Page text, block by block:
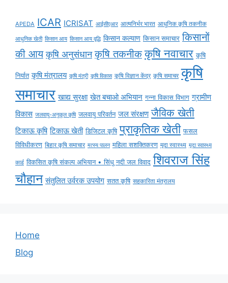
APEDA ICAR ICRISAT आईसीएआर आत्मनिर्भर भारत आधुनिक कृषि तकनीक
आधुनिक खेती किसान आय किसान आय वृद्धि किसान कल्याण किसान समाचार किसानों
की आय कृषि अनुसंधान कृषि तकनीक कृषि नवाचार कृषि
निर्यात कृषि मंत्रालय कृषि मंत्री कृषि विकास कृषि विज्ञान केंद्र कृषि समाचर कृषि
समाचार खाद्य सुरक्षा खेत बचाओ अभियान गन्ना विकास विभाग ग्रामीण
विकास जलवायु-अनुकूल कृषि जलवायु परिवर्तन जल संरक्षण जैविक खेती
टिकाऊ कृषि टिकाऊ खेती डिजिटल कृषि प्राकृतिक खेती फसल
विविधीकरण बिहार कृषि समाचार मत्स्य पालन महिला सशक्तिकरण मृदा स्वास्थ्य मृदा स्वास्थ्य
कार्ड विकसित कृषि संकल्प अभियान • सिंधु नदी जल विवाद शिवराज सिंह
चौहान संतुलित उर्वरक उपयोग सतत कृषि सहकारिता मंत्रालय
Home
Blog